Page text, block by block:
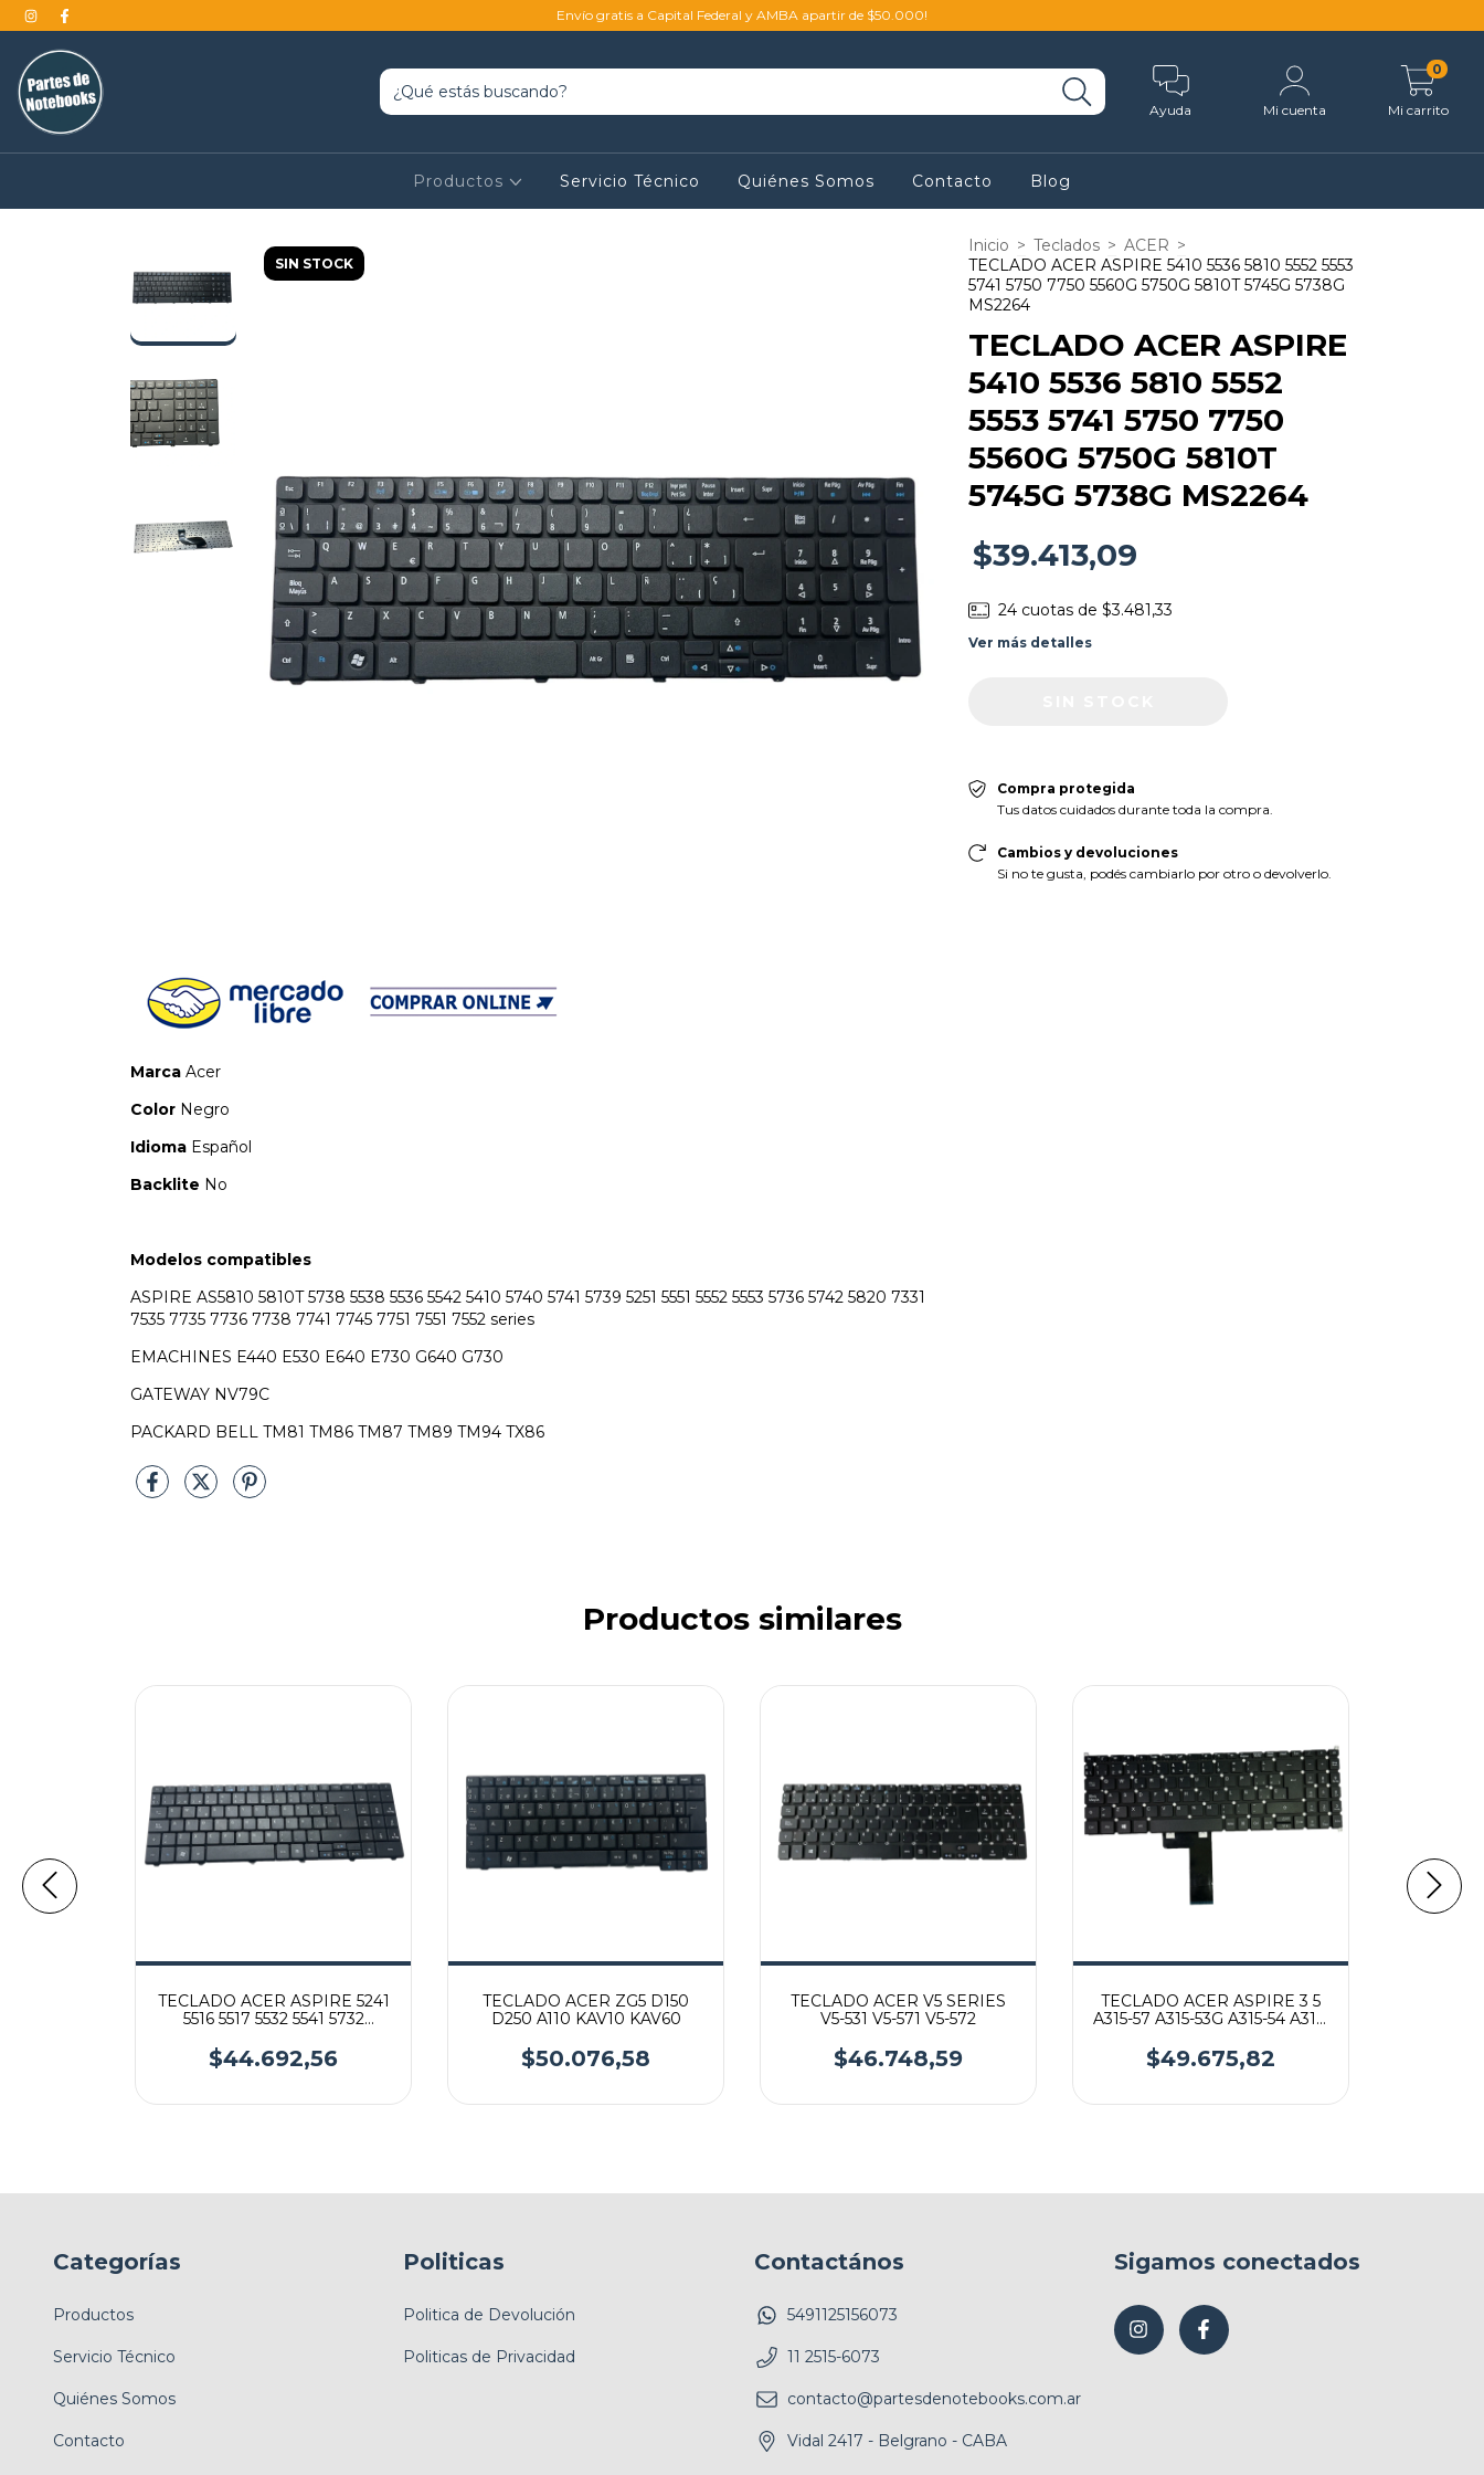
Envío gratis a Capital Federal y AMBA apartir de $50.000!
Ayuda Mi cuenta Mi carrito
0
Productos Servicio Técnico Quiénes Somos Contacto Blog
SIN STOCK
Marca Acer
Color Negro
Idioma Español
Backlite No
Modelos compatibles
ASPIRE AS5810 5810T 5738 5538 5536 5542 5410 5740 5741 5739 5251 5551 5552 5553 5736 5742 5820 7331
7535 7735 7736 7738 7741 7745 7751 7551 7552 series
EMACHINES E440 E530 E640 E730 G640 G730
GATEWAY NV79C
PACKARD BELL TM81 TM86 TM87 TM89 TM94 TX86
Inicio > Teclados > ACER >
TECLADO ACER ASPIRE 5410 5536 5810 5552 5553
5741 5750 7750 5560G 5750G 5810T 5745G 5738G
MS2264
TECLADO ACER ASPIRE
5410 5536 5810 5552
5553 5741 5750 7750
5560G 5750G 5810T
5745G 5738G MS2264
$39.413,09
24 cuotas de $3.481,33
Ver más detalles
Compra protegida
Tus datos cuidados durante toda la compra.
Cambios y devoluciones
Si no te gusta, podés cambiarlo por otro o devolverlo.
Productos similares
TECLADO ACER ASPIRE 5241
5516 5517 5532 5541 5732
E430 E525 E625
$44.692,56
TECLADO ACER ZG5 D150
D250 A110 KAV10 KAV60
$50.076,58
TECLADO ACER V5 SERIES
V5-531 V5-571 V5-572
$46.748,59
TECLADO ACER ASPIRE 3 5
A315-57 A315-53G A315-54 A315-
$49.675,82
Categorías
Productos
Servicio Técnico
Quiénes Somos
Contacto
Politicas
Politica de Devolución
Politicas de Privacidad
Contactános
5491125156073
11 2515-6073
contacto@partesdenotebooks.com.ar
Vidal 2417 - Belgrano - CABA
Sigamos conectados